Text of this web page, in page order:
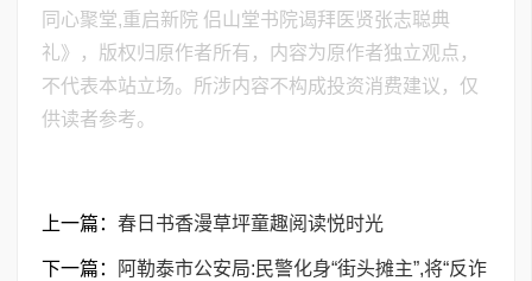
同心聚堂,重启新院 侣山堂书院谒拜医贤张志聪典
礼》，版权归原作者所有，内容为原作者独立观点，
不代表本站立场。所涉内容不构成投资消费建议，仅
供读者参考。
上一篇： 春日书香漫草坪童趣阅读悦时光
下一篇：
阿勒泰市公安局:民警化身“街头摊主”,将“反诈